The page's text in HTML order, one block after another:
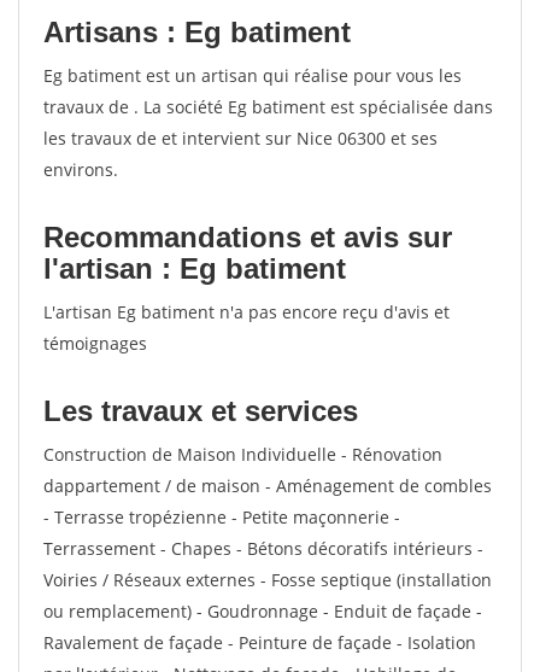
Artisans : Eg batiment
Eg batiment est un artisan qui réalise pour vous les
travaux de . La société Eg batiment est spécialisée dans
les travaux de et intervient sur Nice 06300 et ses
environs.
Recommandations et avis sur
l'artisan : Eg batiment
L'artisan Eg batiment n'a pas encore reçu d'avis et
témoignages
Les travaux et services
Construction de Maison Individuelle - Rénovation
dappartement / de maison - Aménagement de combles
- Terrasse tropézienne - Petite maçonnerie -
Terrassement - Chapes - Bétons décoratifs intérieurs -
Voiries / Réseaux externes - Fosse septique (installation
ou remplacement) - Goudronnage - Enduit de façade -
Ravalement de façade - Peinture de façade - Isolation